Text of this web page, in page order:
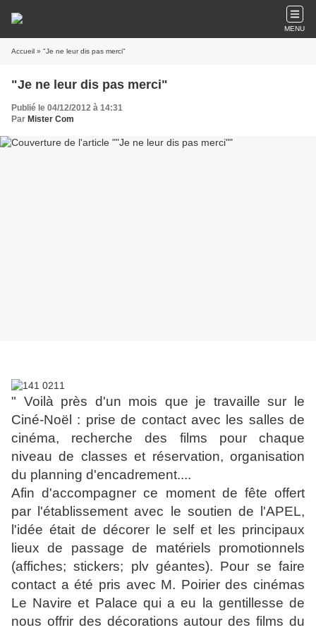
MENU
Accueil » "Je ne leur dis pas merci"
"Je ne leur dis pas merci"
Publié le 04/12/2012 à 14:31
Par Mister Com
" Voilà près d'un mois que je travaille sur le
Ciné-Noël : prise de contact avec les salles de
cinéma, recherche des films pour chaque
niveau de classes et réservation, organisation
du planning d'encadrement....
Afin d'accompagner ce moment de fête offert
par l'établissement avec le soutien de l'APEL,
l'idée était de décorer le self et les principaux
lieux de passage de matériels promotionnels
(affiches; stickers; plv géantes). Pour se faire
contact a été pris avec M. Poirier des cinémas
Le Navire et Palace qui a eu la gentillesse de
nous offrir des décorations autour des films du